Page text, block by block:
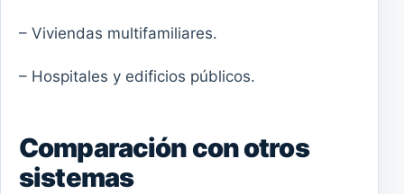
– Viviendas multifamiliares.
– Hospitales y edificios públicos.
Comparación con otros
sistemas